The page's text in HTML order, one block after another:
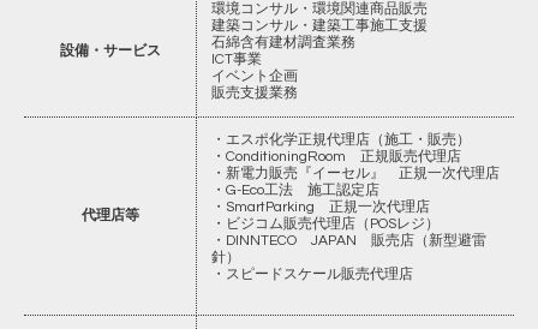
設備・サービス
環境コンサル・環境関連商品販売
建築コンサル・建築工事施工支援
石綿含有建材調査業務
ICT事業
イベント企画
販売支援業務
代理店等
・エスポ化学正規代理店（施工・販売）
・ConditioningRoom 正規販売代理店
・新電力販売『イーセル』 正規一次代理店
・G-Eco工法 施工認定店
・SmartParking 正規一次代理店
・ビジコム販売代理店（POSレジ）
・DINNTECO JAPAN 販売店（新型避雷
針）
・スピードスケール販売代理店